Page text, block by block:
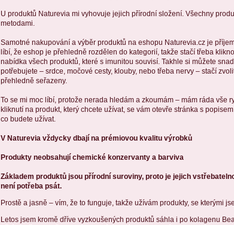
U produktů Naturevia mi vyhovuje jejich přírodní složení. Všechny
metodami.
Samotné nakupování a výběr produktů na eshopu Naturevia.cz je
líbí, že eshop je přehledně rozdělen do kategorií, takže stačí třeba
nabídka všech produktů, které s imunitou souvisí. Takhle si můžete
potřebujete – srdce, močové cesty, klouby, nebo třeba nervy – stačí
přehledně seřazeny.
To se mi moc líbí, protože nerada hledám a zkoumám – mám ráda vše
kliknutí na produkt, který chcete užívat, se vám otevře stránka s
co budete užívat.
V Naturevia vždycky dbají na prémiovou kvalitu výrobků
Produkty neobsahují chemické konzervanty a barviva
Základem produktů jsou přírodní suroviny, proto je jejich
není potřeba psát.
Prostě a jasně – vím, že to funguje, takže užívám produkty, se kterými
Letos jsem kromě dříve vyzkoušených produktů sáhla i po kolagenu